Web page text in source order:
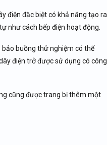
điện đặc biệt có khả năng tạo ra
như cách bếp điện hoạt động.
bảo buồng thử nghiệm có thể
điện trở được sử dụng có công
cũng được trang bị thêm một